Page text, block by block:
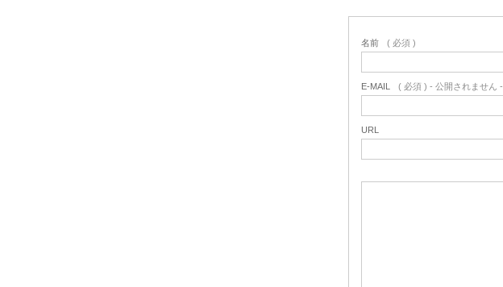
名前 ( 必須 )
E-MAIL ( 必須 ) - 公開されません -
URL